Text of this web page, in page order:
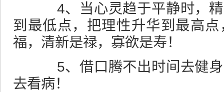
4、当心灵趋于平静时，精
到最低点，把理性升华到最高
福，清新是禄，寡欲是寿！
5、借口腾不出时间去健身
去看病！